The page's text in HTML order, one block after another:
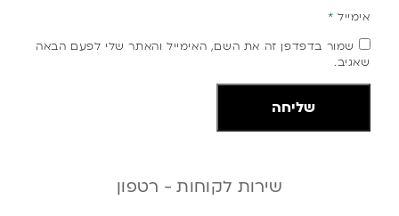
אימייל *
שמור בדפדפן זה את השם, האימייל והאתר שלי לפעם הבאה
שאגיב.
שירות לקוחות - רטפון